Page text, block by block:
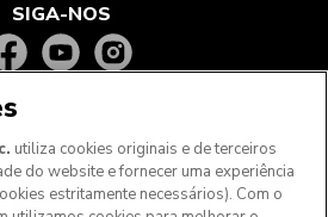
SIGA-NOS
utiliza cookies originais e de terceiros
do website e fornecer uma experiência
estritamente necessários). Com o